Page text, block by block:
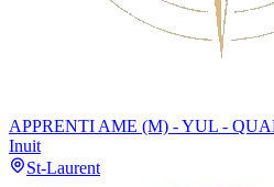
APPRENTI AME (M) - YUL -
Inuit
St-Laurent